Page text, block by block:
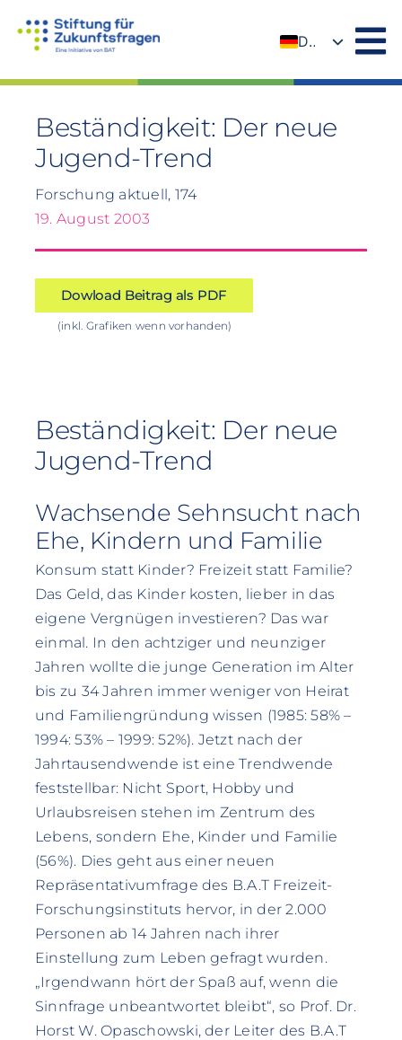
Inhalt
DE
Beständigkeit: Der neue
Jugend-Trend
Forschung aktuell, 174
19. August 2003
Dowload Beitrag als PDF
(inkl. Grafiken wenn vorhanden)
Beständigkeit: Der neue
Jugend-Trend
Wachsende Sehnsucht nach
Ehe, Kindern und Familie
Konsum statt Kinder? Freizeit statt Familie?
Das Geld, das Kinder kosten, lieber in das
eigene Vergnügen investieren? Das war
einmal. In den achtziger und neunziger
Jahren wollte die junge Generation im Alter
bis zu 34 Jahren immer weniger von Heirat
und Familiengründung wissen (1985: 58% –
1994: 53% – 1999: 52%). Jetzt nach der
Jahrtausendwende ist eine Trendwende
feststellbar: Nicht Sport, Hobby und
Urlaubsreisen stehen im Zentrum des
Lebens, sondern Ehe, Kinder und Familie
(56%). Dies geht aus einer neuen
Repräsentativumfrage des B.A.T Freizeit-
Forschungsinstituts hervor, in der 2.000
Personen ab 14 Jahren nach ihrer
Einstellung zum Leben gefragt wurden.
„Irgendwann hört der Spaß auf, wenn die
Sinnfrage unbeantwortet bleibt“, so Prof. Dr.
Horst W. Opaschowski, der Leiter des B.A.T